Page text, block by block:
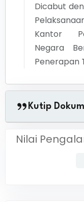
Dicabut
Kantor
Negara
Penerapan
Kutip
Nilai